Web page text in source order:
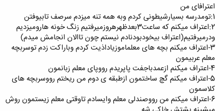
اعترافای من
1:تومدرسه بسیارشیطونی کردم وبه همه تنه میزدم سرصف تابیوفتن
2:اعتراف میکنم که ساعت3بعدظهرهروزمیرفتیم زنگ خونه هارومیزدیم
ودرمیرفتیم(اعتراف بیخودبودنادم نیستم چون تاالان انجامش میدم)
3-اعتراف میکنم بچه های معلماموزیاداذیت کردم وباراکت زدم توسربچه
معلم عربیمون
4-اعتراف میکنم ازعمدباجفت پاپریدم رووپای معلم زبانمون
5-اعتراف میکنم گچ ساختمون ازطبقه ی دوم من ریختم رووسربچه های
کلاسمون
6-اعتراف میکنم من رووصندلی معلم وایسادم تاوقتی معلم زیستمون روش